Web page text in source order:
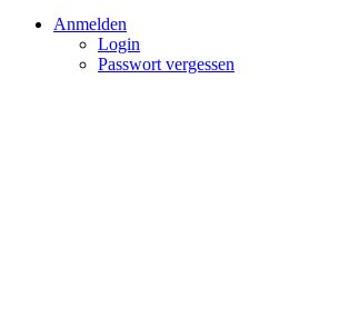
Anmelden
Login
Passwort vergessen